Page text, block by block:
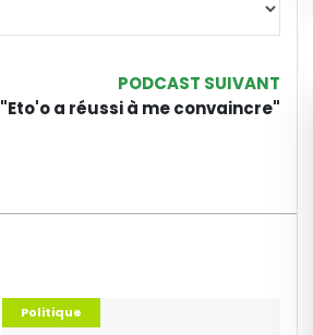
PODCAST SUIVANT
"Eto'o a réussi à me convaincre"
Politique